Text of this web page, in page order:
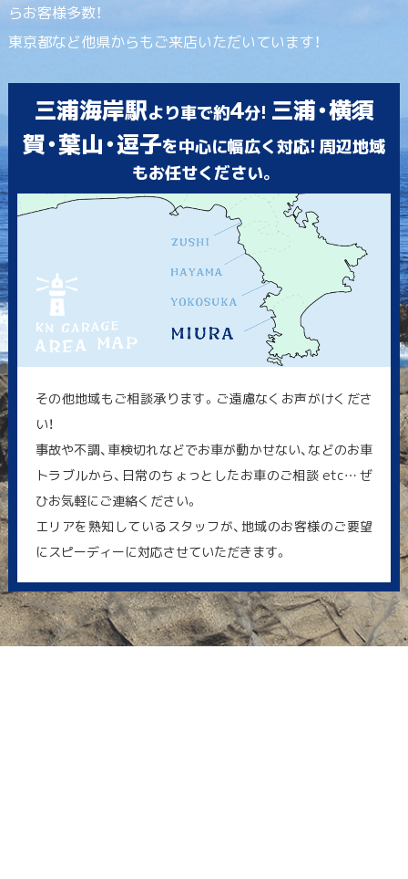
らお客様多数！
東京都など他県からもご来店いただいています！
三浦海岸駅より車で約4分! 三浦・横須
賀・葉山・逗子を中心に幅広く対応! 周辺地域
もお任せください。
その他地域もご相談承ります。ご遠慮なくお声がけくださ
い！
事故や不調、車検切れなどでお車が動かせない、などのお車
トラブルから、日常のちょっとしたお車のご相談 etc… ぜ
ひお気軽にご連絡ください。
エリアを熟知しているスタッフが、地域のお客様のご要望
にスピーディーに対応させていただきます。